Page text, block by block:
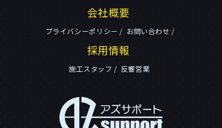
会社概要
プライバシーポリシー お問い合わせ
採用情報
施工スタッフ 反響営業